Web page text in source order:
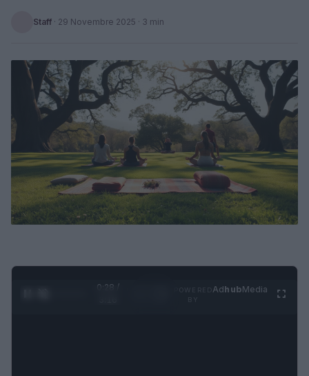
Staff · 29 Novembre 2025 · 3 min
0:29 /
AdhubMedia